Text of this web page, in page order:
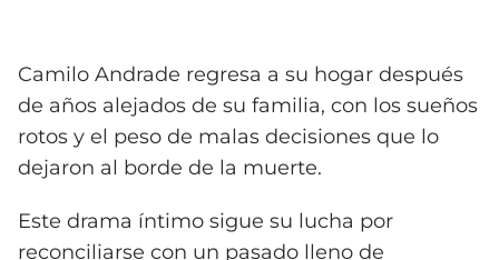
Camilo Andrade regresa a su hogar después
de años alejados de su familia, con los sueños
rotos y el peso de malas decisiones que lo
dejaron al borde de la muerte.
Este drama íntimo sigue su lucha por
reconciliarse con un pasado lleno de